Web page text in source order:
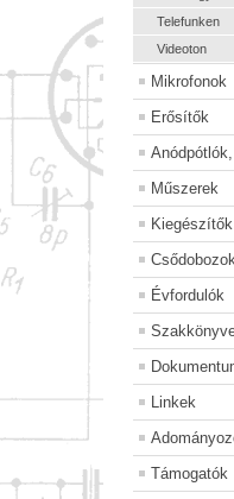
Telefunken
Videoton
Mikrofonok
Erősítők
Műszerek
Kiegészítők
Évfordulók
Linkek
Támogatók